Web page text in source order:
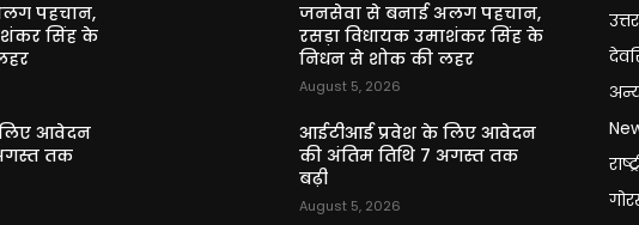
पहचान,
सिंह के
आवेदन
तक
जनसेवा से बनाई अलग पहचान,
रसड़ा विधायक उमाशंकर सिंह के
निधन से शोक की लहर
August 5, 2026
आईटीआई प्रवेश के लिए आवेदन
की अंतिम तिथि 7 अगस्त तक
बढ़ी
August 5, 2026